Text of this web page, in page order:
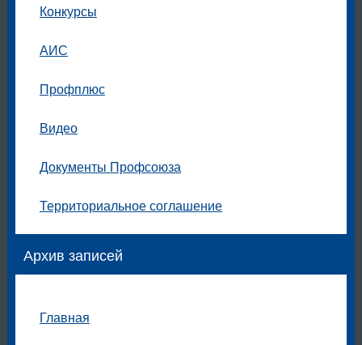
Конкурсы
АИС
Профплюс
Видео
Документы Профсоюза
Территориальное соглашение
Архив записей
Главная